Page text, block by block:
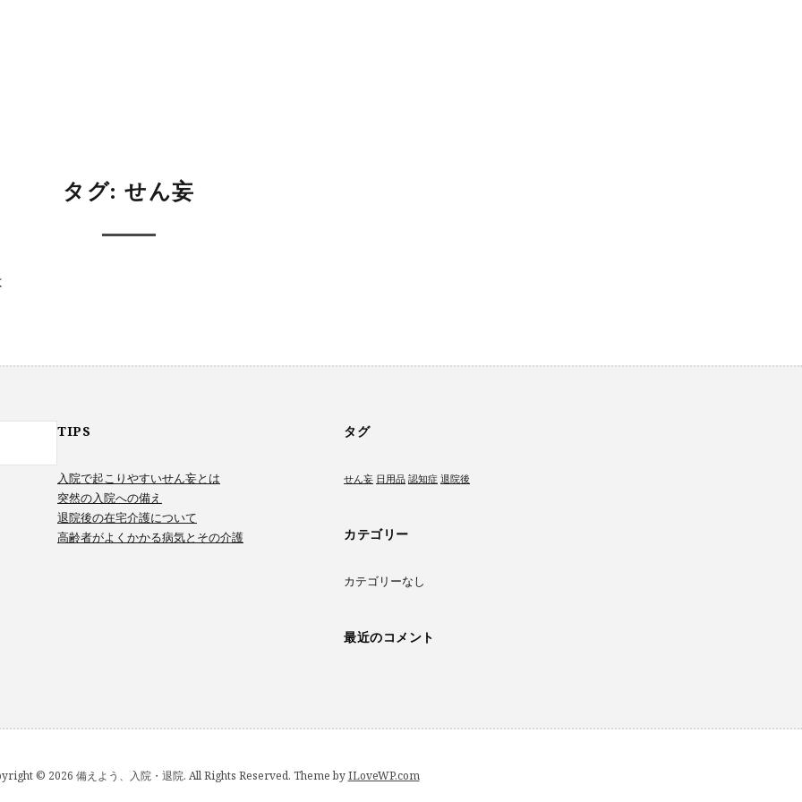
タグ:せん妄
TIPS
入院で起こりやすいせん妄とは
突然の入院への備え
退院後の在宅介護について
高齢者がよくかかる病気とその介護
タグ
せん妄 日用品 認知症 退院後
カテゴリー
カテゴリーなし
最近のコメント
© 2026 備えよう、入院・退院. All Rights Reserved. Theme byILoveWP.com